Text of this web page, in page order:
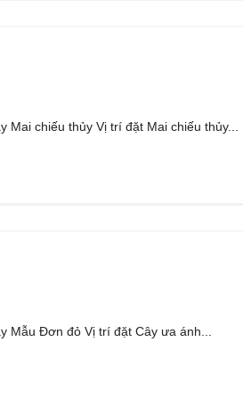
Mai chiếu thủy Vị trí đặt Mai chiếu thủy...
Mẫu Đơn đỏ Vị trí đặt Cây ưa ánh...